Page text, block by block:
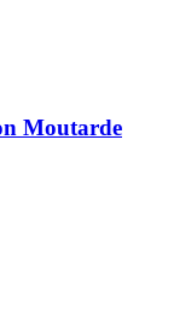
Moutarde